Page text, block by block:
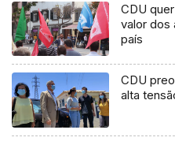
CDU
valor dos
país
CDU
alta